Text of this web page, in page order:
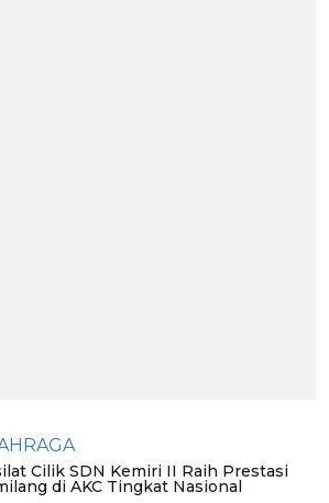
Cilik SDN Kemiri II Raih Prestasi
di AKC Tingkat Nasional